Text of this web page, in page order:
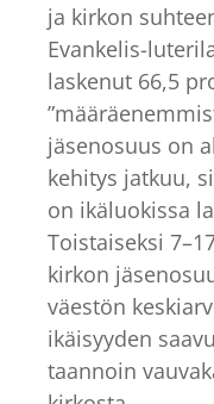
ja kirkon
Evankelis-
laskenut 66,5
jäsenosuus on
kehitys jatkuu,
on ikäluokissa
Toistaiseksi
kirkon
väestön
ikäisyyden
taannoin